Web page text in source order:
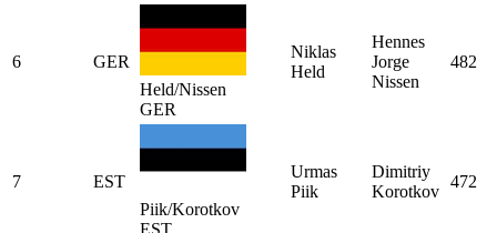
6
GER
Held/Nissen
GER
Niklas
Held
Hennes
Jorge
Nissen
482
7
EST
Piik/Korotkov
EST
Urmas
Piik
Dimitriy
Korotkov
472